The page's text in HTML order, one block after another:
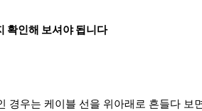
확인해 보셔야 됩니다
경우는 케이블 선을 위아래로 흔들다 보